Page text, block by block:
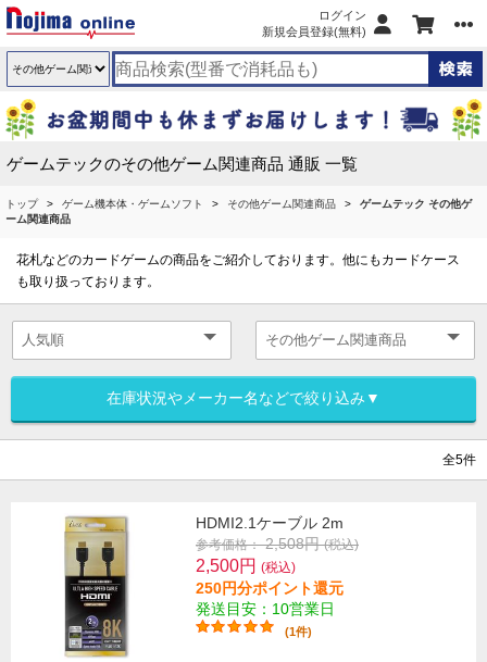
ログイン
新規会員登録(無料)
ゲームテックのその他ゲーム関連商品 通販 一覧
トップ ゲーム機本体・ゲームソフト その他ゲーム関連商品
ゲームテック その他ゲ
ーム関連商品
花札などのカードゲームの商品をご紹介しております。他にもカードケース
も取り扱っております。
在庫状況やメーカー名などで絞り込み▼
全5件
HDMI2.1ケーブル 2m
参考価格： 2,508円(税込)
2,500円 (税込)
250円分ポイント還元
発送目安：10営業日
(1件)